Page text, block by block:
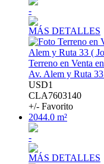
-
MÁS DETALLES
Terreno en Venta
Av. Alem y Ruta
USD1
CLA7603140
+/- Favorito
2044.0 m²
-
MÁS DETALLES